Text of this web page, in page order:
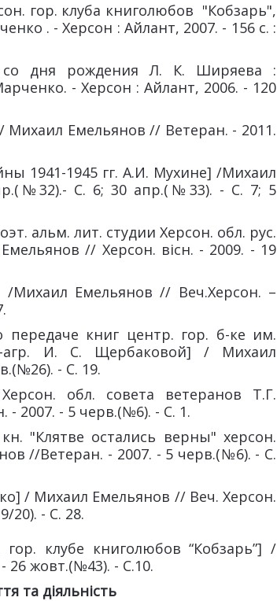
гор. клуба книголюбов "Кобзарь",
. - Херсон : Айлант, 2007. - 156 с. :
со дня рождения Л. К. Ширяева :
- Херсон : Айлант, 2006. - 120
Емельянов // Ветеран. - 2011.
1941-1945 гг. А.И. Мухине] /Михаил
С. 6; 30 апр.(№33). - С. 7; 5
альм. лит. студии Херсон. обл. рус.
// Херсон. вісн. - 2009. - 19
/Михаил Емельянов // Веч.Херсон. –
книг центр. гор. б-ке им.
агр. И. С. Щербаковой] / Михаил
- С. 19.
обл. совета ветеранов Т.Г.
2007. - 5 черв.(№6). - С. 1.
"Клятве остались верны" херсон.
//Ветеран. - 2007. - 5 черв.(№6). - С.
/ Михаил Емельянов // Веч. Херсон.
20). - С. 28.
клубе книголюбов “Кобзарь”] /
26 жовт.(№43). - С.10.
та діяльність